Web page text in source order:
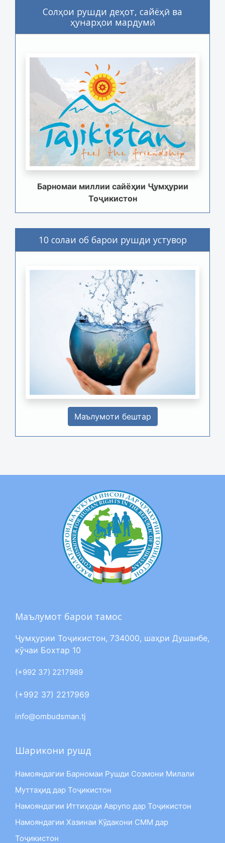
Солҳои рушди деҳот, сайёҳӣ ва
ҳунарҳои мардумӣ
Барномаи миллии сайёҳии Ҷумҳурии
Тоҷикистон
10 солаи об барои рушди устувор
Маълумоти бештар
Маълумот барои тамос
Ҷумҳурии Тоҷикистон, 734000, шаҳри Душанбе,
кӯчаи Бохтар 10
(+992 37) 2217989
(+992 37) 2217969
info@ombudsman.tj
Шарикони рушд
Намояндагии Барномаи Рушди Созмони Милали
Муттаҳид дар Тоҷикистон
Намояндагии Иттиҳоди Аврупо дар Тоҷикистон
Намояндагии Хазинаи Кӯдакони СММ дар
Тоҷикистон